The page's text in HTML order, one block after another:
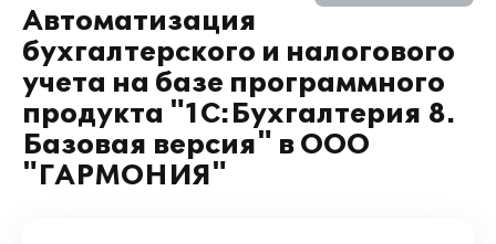
Автоматизация
бухгалтерского и налогового
учета на базе программного
продукта "1С:Бухгалтерия 8.
Базовая версия" в ООО
"ГАРМОНИЯ"